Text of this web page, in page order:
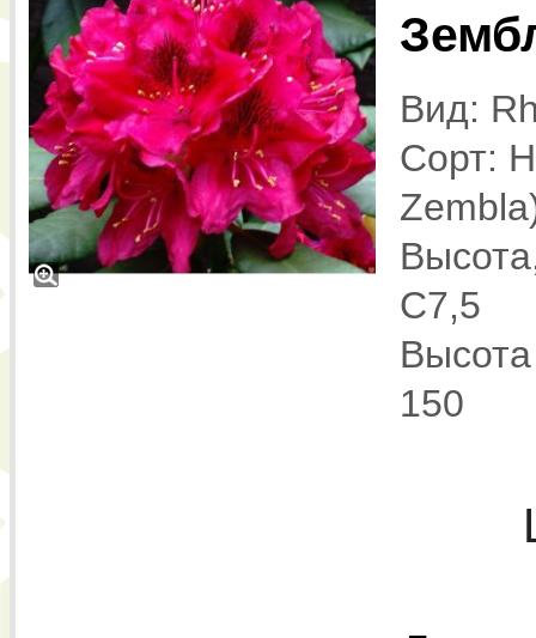
Вид:
Сорт:
С7,5
150